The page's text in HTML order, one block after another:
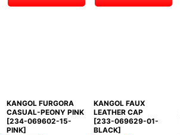
KANGOL FURGORA
CASUAL-PEONY PINK
[234-069602-15-
PINK]
KANGOL FAUX
LEATHER CAP
[233-069629-01-
BLACK]